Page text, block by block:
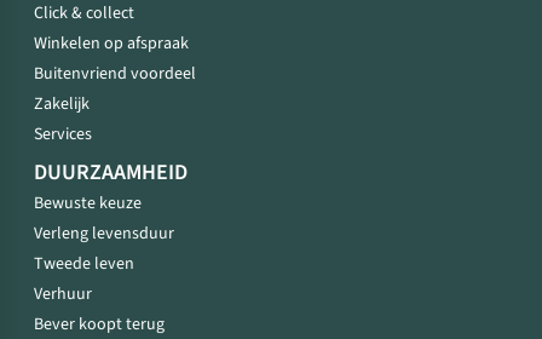
Click & collect
Winkelen op afspraak
Buitenvriend voordeel
Zakelijk
Services
DUURZAAMHEID
Bewuste keuze
Verleng levensduur
Tweede leven
Verhuur
Bever koopt terug